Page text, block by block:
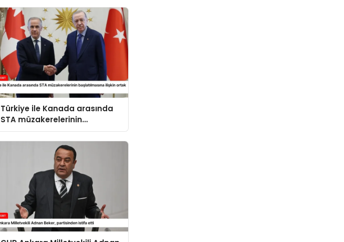
Türkiye ile Kanada arasında
STA müzakerelerinin
başlatılmasına ilişkin ortak
bildiri